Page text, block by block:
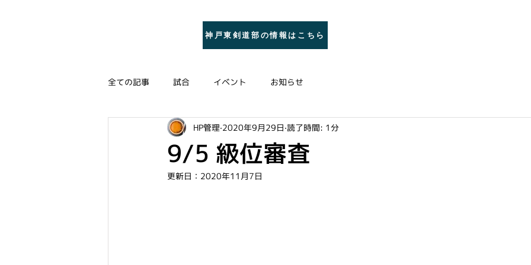
神戸東剣道部の情報はこちら
全ての記事 試合 イベント お知らせ
9/5 級位審査
HP管理 2020年9月29日 読了時間: 1分
更新日： 2020年11月7日